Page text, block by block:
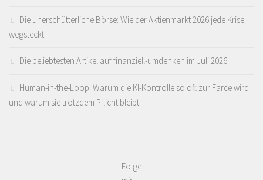
Die unerschütterliche Börse: Wie der Aktienmarkt 2026 jede Krise
wegsteckt
Die beliebtesten Artikel auf finanziell-umdenken im Juli 2026
Human-in-the-Loop: Warum die KI-Kontrolle so oft zur Farce wird
und warum sie trotzdem Pflicht bleibt
Folge